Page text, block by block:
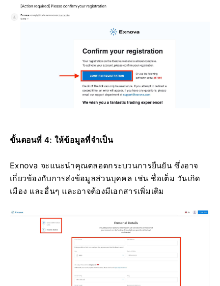
ขั้นตอนที่ 4: ให้ข้อมูลที่จำเป็น
Exnova จะแนะนำคุณตลอดกระบวนการยืนยัน ซึ่งอาจ
เกี่ยวข้องกับการส่งข้อมูลส่วนบุคคล เช่น ชื่อเต็ม วันเกิด
เมือง และอื่นๆ และอาจต้องมีเอกสารเพิ่มเติม